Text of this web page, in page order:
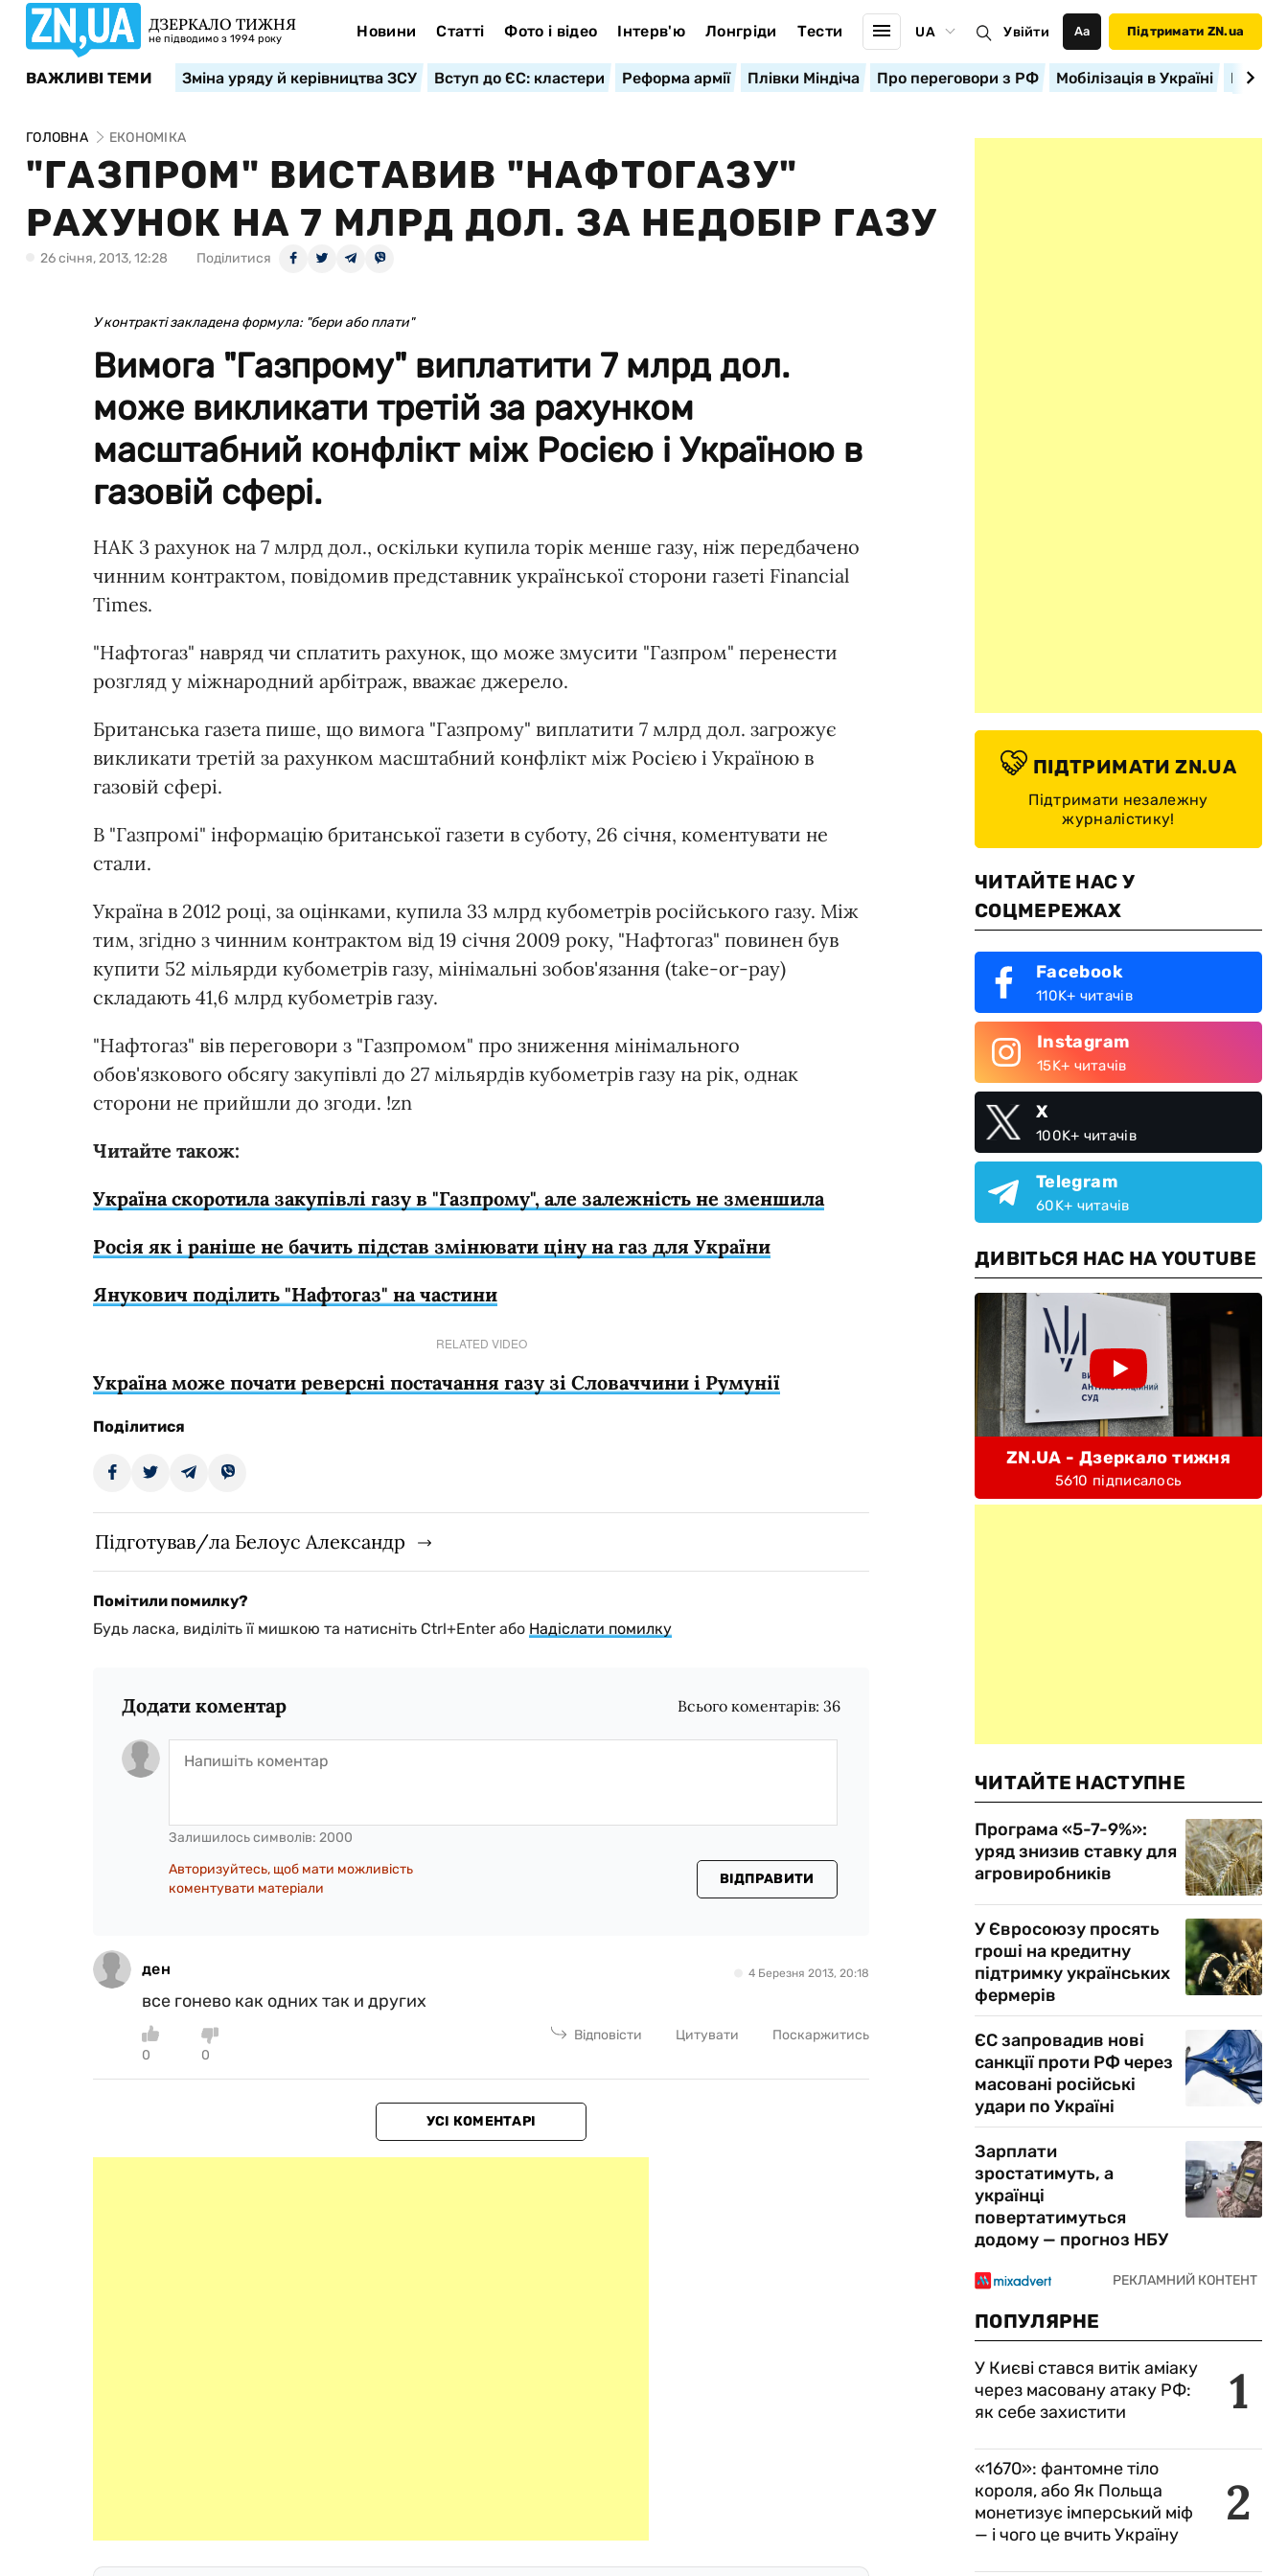
ДЗЕРКАЛО ТИЖНЯ
не підводимо з 1994 року Новини Статті Фото і відео Інтерв'ю Лонгріди Тести UA Увійти Аа Підтримати ZN.ua
ВАЖЛИВІ ТЕМИ Зміна уряду й керівництва ЗСУ Вступ до ЄС: кластери Реформа армії Плівки Міндіча Про переговори з РФ Мобілізація в Україні
ГОЛОВНА ЕКОНОМІКА
"ГАЗПРОМ" ВИСТАВИВ "НАФТОГАЗУ"
РАХУНОК НА 7 МЛРД ДОЛ. ЗА НЕДОБІР ГАЗУ
26 сiчня, 2013, 12:28 Поділитися
У контракті закладена формула: "бери або плати"
Вимога "Газпрому" виплатити 7 млрд дол.
може викликати третій за рахунком
масштабний конфлікт між Росією і Україною в
газовій сфері.
НАК 3 рахунок на 7 млрд дол., оскільки купила торік менше газу, ніж передбачено
чинним контрактом, повідомив представник української сторони газеті Financial
Times.
"Нафтогаз" навряд чи сплатить рахунок, що може змусити "Газпром" перенести
розгляд у міжнародний арбітраж, вважає джерело.
Британська газета пише, що вимога "Газпрому" виплатити 7 млрд дол. загрожує
викликати третій за рахунком масштабний конфлікт між Росією і Україною в
газовій сфері.
В "Газпромі" інформацію британської газети в суботу, 26 січня, коментувати не
стали.
Україна в 2012 році, за оцінками, купила 33 млрд кубометрів російського газу. Між
тим, згідно з чинним контрактом від 19 січня 2009 року, "Нафтогаз" повинен був
купити 52 мільярди кубометрів газу, мінімальні зобов'язання (take-or-pay)
складають 41,6 млрд кубометрів газу.
"Нафтогаз" вів переговори з "Газпромом" про зниження мінімального
обов'язкового обсягу закупівлі до 27 мільярдів кубометрів газу на рік, однак
сторони не прийшли до згоди. !zn
Читайте також:
Україна скоротила закупівлі газу в "Газпрому", але залежність не зменшила
Росія як і раніше не бачить підстав змінювати ціну на газ для України
Янукович поділить "Нафтогаз" на частини
RELATED VIDEO
Україна може почати реверсні постачання газу зі Словаччини і Румунії
Поділитися
Підготував/ла Белоус Александр
Помітили помилку?
Будь ласка, виділіть її мишкою та натисніть Ctrl+Enter або Надіслати помилку
Додати коментар Всього коментарів:36
Залишилось символів: 2000
Авторизуйтесь, щоб мати можливість
коментувати матеріали
ВІДПРАВИТИ
ден 4 Березня 2013, 20:18
все гонево как одних так и других
0 0
Відповісти Цитувати Поскаржитись
УСІ КОМЕНТАРІ
ПІДТРИМАТИ ZN.UA
Підтримати незалежну
журналістику!
ЧИТАЙТЕ НАС У
СОЦМЕРЕЖАХ
Facebook
110K+ читачів
Instagram
15K+ читачів
X
100K+ читачів
Telegram
60K+ читачів
ДИВІТЬСЯ НАС НА YOUTUBE
ZN.UA - Дзеркало тижня
5610 підписалось
ЧИТАЙТЕ НАСТУПНЕ
Програма «5-7-9%»:
уряд знизив ставку для
агровиробників
У Євросоюзу просять
гроші на кредитну
підтримку українських
фермерів
ЄС запровадив нові
санкції проти РФ через
масовані російські
удари по Україні
Зарплати
зростатимуть, а
українці
повертатимуться
додому — прогноз НБУ
ПОПУЛЯРНЕ
1
У Києві стався витік аміаку
через масовану атаку РФ:
як себе захистити
2
«1670»: фантомне тіло
короля, або Як Польща
монетизує імперський міф
— і чого це вчить Україну